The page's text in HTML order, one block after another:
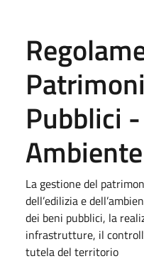
Pubblici
Ambiente
La gestione del
dell’edilizia e
dei beni pubblici, la
infrastrutture, il
tutela del territorio